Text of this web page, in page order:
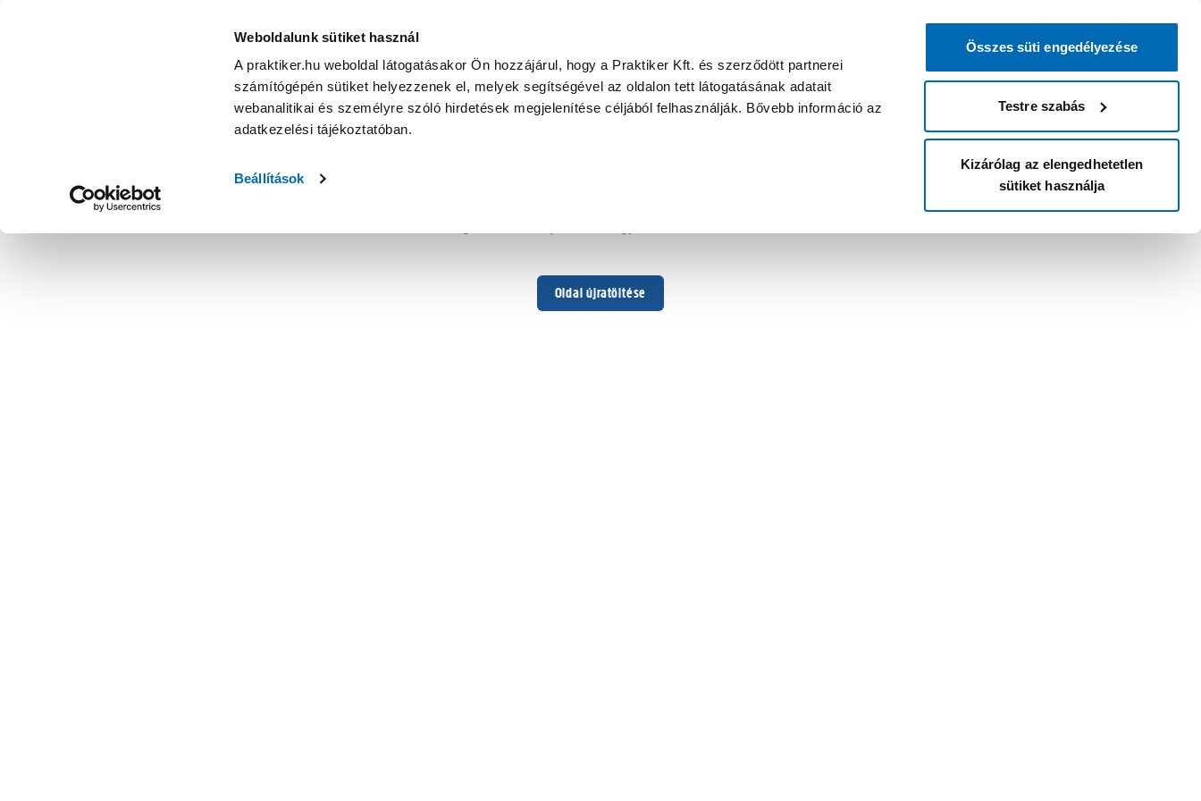
Weboldalunk sütiket használ
A praktiker.hu weboldal látogatásakor Ön hozzájárul, hogy a Praktiker Kft. és szerződött partnerei
számítógépén sütiket helyezzenek el, melyek segítségével az oldalon tett látogatásának adatait
webanalitikai és személyre szóló hirdetések megjelenítése céljából felhasználják. Bővebb információ az
adatkezelési tájékoztatóban.
Beállítások
Összes süti engedélyezése
Testre szabás
Kizárólag az elengedhetetlen
sütiket használja
Oldal újratöltése